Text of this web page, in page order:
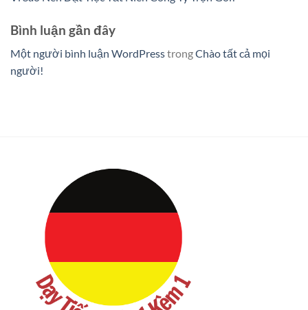
Bình luận gần đây
Một người bình luận WordPresstrongChào tất cả mọi
người!